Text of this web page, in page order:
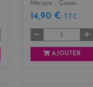
Marque
Canon
14,90 € TTC
AJOUTER